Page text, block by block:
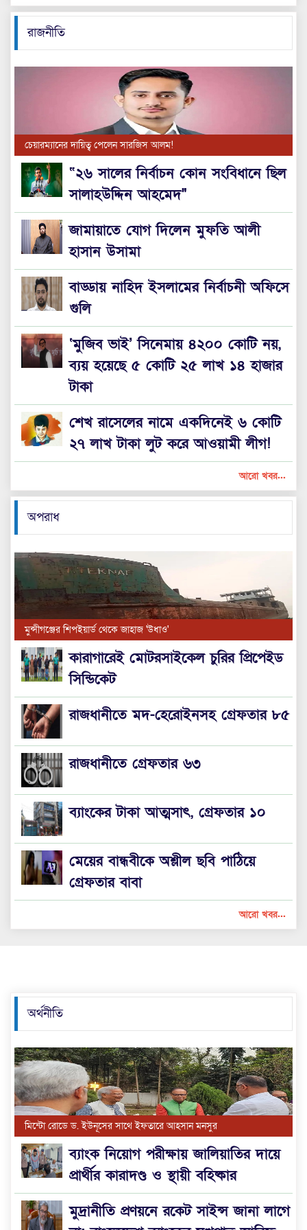
রাজনীতি
চেয়ারম্যানের দায়িত্ব পেলেন সারজিস আলম!
“২৬ সালের নির্বাচন কোন সংবিধানে ছিল
সালাহউদ্দিন আহমেদ"
জামায়াতে যোগ দিলেন মুফতি আলী
হাসান উসামা
বাড্ডায় নাহিদ ইসলামের নির্বাচনী অফিসে
গুলি
‘মুজিব ভাই’ সিনেমায় ৪২০০ কোটি নয়,
ব্যয় হয়েছে ৫ কোটি ২৫ লাখ ১৪ হাজার
টাকা
শেখ রাসেলের নামে একদিনেই ৬ কোটি
২৭ লাখ টাকা লুট করে আওয়ামী লীগ!
আরো খবর...
অপরাধ
মুন্সীগঞ্জের শিপইয়ার্ড থেকে জাহাজ 'উধাও'
কারাগারেই মোটরসাইকেল চুরির প্রিপেইড
সিন্ডিকেট
রাজধানীতে মদ-হেরোইনসহ গ্রেফতার ৮৫
রাজধানীতে গ্রেফতার ৬৩
ব্যাংকের টাকা আত্মসাৎ, গ্রেফতার ১০
মেয়ের বান্ধবীকে অশ্লীল ছবি পাঠিয়ে
গ্রেফতার বাবা
আরো খবর...
অর্থনীতি
মিন্টো রোডে ড. ইউনূসের সাথে ইফতারে আহসান মনসুর
ব্যাংক নিয়োগ পরীক্ষায় জালিয়াতির দায়ে
প্রার্থীর কারাদণ্ড ও স্থায়ী বহিষ্কার
মুদ্রানীতি প্রণয়নে রকেট সাইন্স জানা লাগে